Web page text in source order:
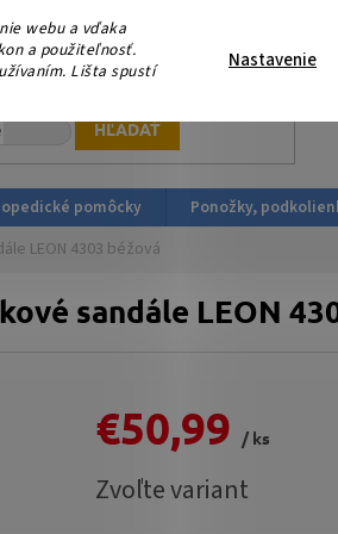
webu a vďaka
a použiteľnosť.
Lišta spustí
Nastavenie
platbou v HOTOVOSTI ! V sobotu
HĽADAŤ
pomôcky Ponožky,
LEON 4303 béžová
sandále LEON
€50,99
/ ks
cena:
Zvoľte variant